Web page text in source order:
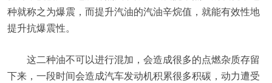
种就称之为爆震，而提升汽油的汽油辛烷值，就能有效性地
提升抗爆震性。
这二种油不可以进行混加，会造成很多的点燃杂质存留
下来，一段时间会造成汽车发动机积累很多积碳，动力遭受